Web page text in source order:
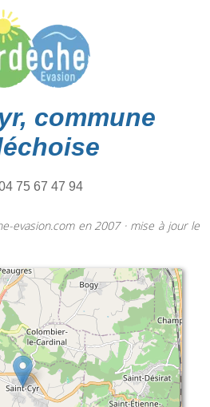
commune
75 67 47 94
evasion.com en 2007 · mise à jour le